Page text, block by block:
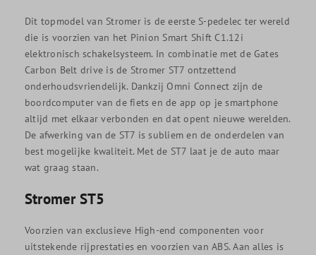
Dit topmodel van Stromer is de eerste S-pedelec ter wereld
die is voorzien van het Pinion Smart Shift C1.12i
elektronisch schakelsysteem. In combinatie met de Gates
Carbon Belt drive is de Stromer ST7 ontzettend
onderhoudsvriendelijk. Dankzij Omni Connect zijn de
boordcomputer van de fiets en de app op je smartphone
altijd met elkaar verbonden en dat opent nieuwe werelden.
De afwerking van de ST7 is subliem en de onderdelen van
best mogelijke kwaliteit. Met de ST7 laat je de auto maar
wat graag staan.
Stromer ST5
Voorzien van exclusieve High-end componenten voor
uitstekende rijprestaties en voorzien van ABS. Aan alles is